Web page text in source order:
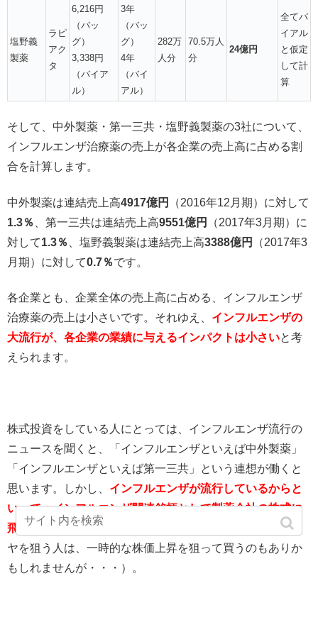
塩野義
製薬
ラピ
アク
タ
6,216円
（バッ
グ）
3,338円
（バイア
ル）
3年
（バッ
グ）
4年
（バイ
アル）
282万
人分
70.5万人
分
24億円
全てバ
イアル
と仮定
して計
算
そして、中外製薬・第一三共・塩野義製薬の3社について、
インフルエンザ治療薬の売上が各企業の売上高に占める割
合を計算します。
中外製薬は連結売上高4917億円
（2016年12月期）に対して
1.3％
、第一三共は連結売上高9551億円
（2017年3月期）に
対して1.3％ 、塩野義製薬は連結売上高3388億円
（2017年3
月期）に対して0.7％です。
各企業とも、企業全体の売上高に占める、インフルエンザ
治療薬の売上は小さいです。それゆえ、 インフルエンザの
大流行が、各企業の業績に与えるインパクトは小さいと考
えられます。
株式投資をしている人にとっては、インフルエンザ流行の
ニュースを聞くと、「インフルエンザといえば中外製薬」
「インフルエンザといえば第一三共」という連想が働くと
思います。しかし、 インフルエンザが流行しているからと
いって、インフルエンザ関連銘柄として製薬会社の株式に
飛びつくのはやめた方がいいと思います
（短期売買で利ザ
ヤを狙う人は、一時的な株価上昇を狙って買うのもありか
もしれませんが・・・）。